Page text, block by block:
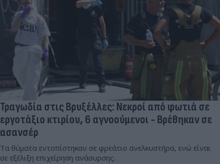
Τραγωδία στις Βρυξέλλες: Νεκροί από φωτιά σε
εργοτάξιο κτιρίου, 6 αγνοούμενοι - Βρέθηκαν σε
ασανσέρ
Τα θύματα εντοπίστηκαν σε φρεάτιο ανελκυστήρα, ενώ είναι
σε εξέλιξη επιχείρηση ανάσυρσης.